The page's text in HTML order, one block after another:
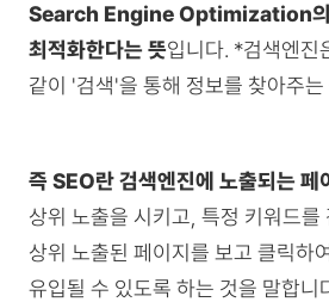
Search Engine Optimization의
최적화한다는 뜻입니다. *검색엔
같이 '검색'을 통해 정보를 찾아주
즉 SEO란 검색엔진에 노출되는 페
상위 노출을 시키고, 특정 키워드를
상위 노출된 페이지를 보고 클릭하
유입될 수 있도록 하는 것을 말합니